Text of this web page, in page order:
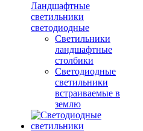
Ландшафтные
светильники
светодиодные
Светильники
ландшафтные
столбики
Светодиодные
светильники
встраиваемые в
землю